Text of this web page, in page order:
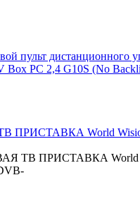
пульт дистанционного
Box РС 2,4 G10S (No
ПРИСТАВКА World
ТВ ПРИСТАВКА World